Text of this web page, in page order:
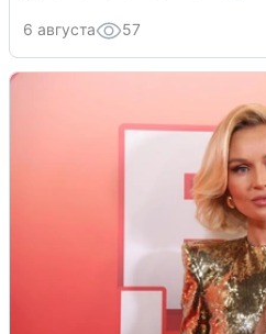
6 августа 57